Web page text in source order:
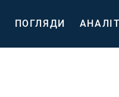
ПОГЛЯДИ